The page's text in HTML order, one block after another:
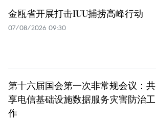
金瓯省开展打击IUU捕捞高峰行动
07/08/2026 09:30
第十六届国会第一次非常规会议：共
享电信基础设施数据服务灾害防治工
作